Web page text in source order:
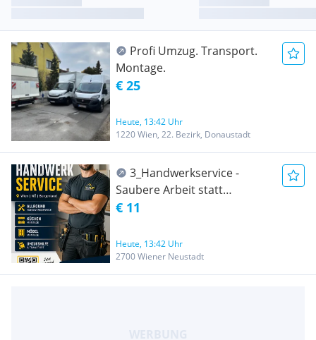
Profi Umzug. Transport.
Montage.
€ 25
Heute, 13:42 Uhr
1220 Wien, 22. Bezirk, Donaustadt
3_Handwerkservice -
Saubere Arbeit statt
Baustellenstress
€ 11
Heute, 13:42 Uhr
2700 Wiener Neustadt